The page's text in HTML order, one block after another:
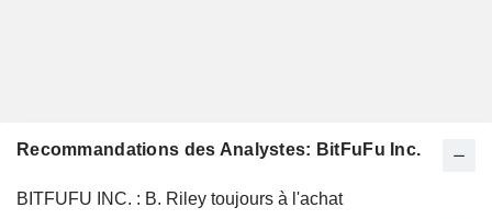
Recommandations des Analystes: BitFuFu Inc.
BITFUFU INC. : B. Riley toujours à l'achat